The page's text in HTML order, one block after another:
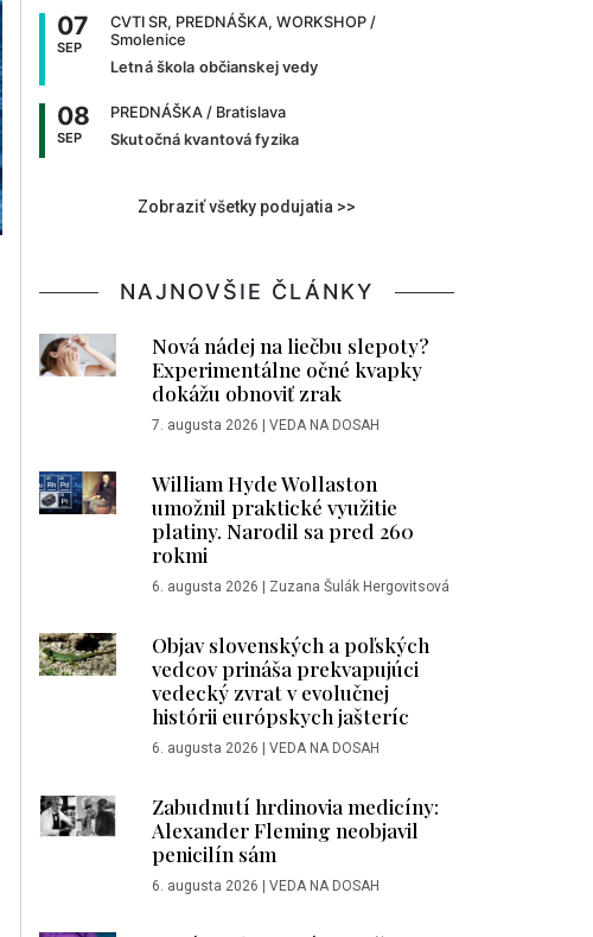
07
SEP
CVTI SR, PREDNÁŠKA, WORKSHOP /
Smolenice
Letná škola občianskej vedy
08
SEP
PREDNÁŠKA / Bratislava
Skutočná kvantová fyzika
Zobraziť všetky podujatia >>
NAJNOVŠIE ČLÁNKY
Nová nádej na liečbu slepoty?
Experimentálne očné kvapky
dokážu obnoviť zrak
7. augusta 2026 | VEDA NA DOSAH
William Hyde Wollaston
umožnil praktické využitie
platiny. Narodil sa pred 260
rokmi
6. augusta 2026 | Zuzana Šulák Hergovitsová
Objav slovenských a poľských
vedcov prináša prekvapujúci
vedecký zvrat v evolučnej
histórii európskych jašteríc
6. augusta 2026 | VEDA NA DOSAH
Zabudnutí hrdinovia medicíny:
Alexander Fleming neobjavil
penicilín sám
6. augusta 2026 | VEDA NA DOSAH